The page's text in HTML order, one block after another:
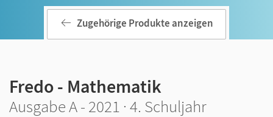
Zugehörige Produkte anzeigen
Fredo - Mathematik
Ausgabe A - 2021 · 4. Schuljahr